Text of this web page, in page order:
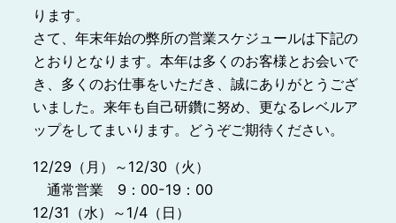
ります。
さて、年末年始の弊所の営業スケジュールは下記の
とおりとなります。本年は多くのお客様とお会いで
き、多くのお仕事をいただき、誠にありがとうござ
いました。来年も自己研鑽に努め、更なるレベルア
ップをしてまいります。どうぞご期待ください。
12/29（月）～12/30（火）
通常営業 9：00-19：00
12/31（水）～1/4（日）